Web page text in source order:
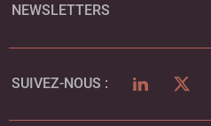
NEWSLETTERS
SUIVEZ-NOUS : LINKEDIN